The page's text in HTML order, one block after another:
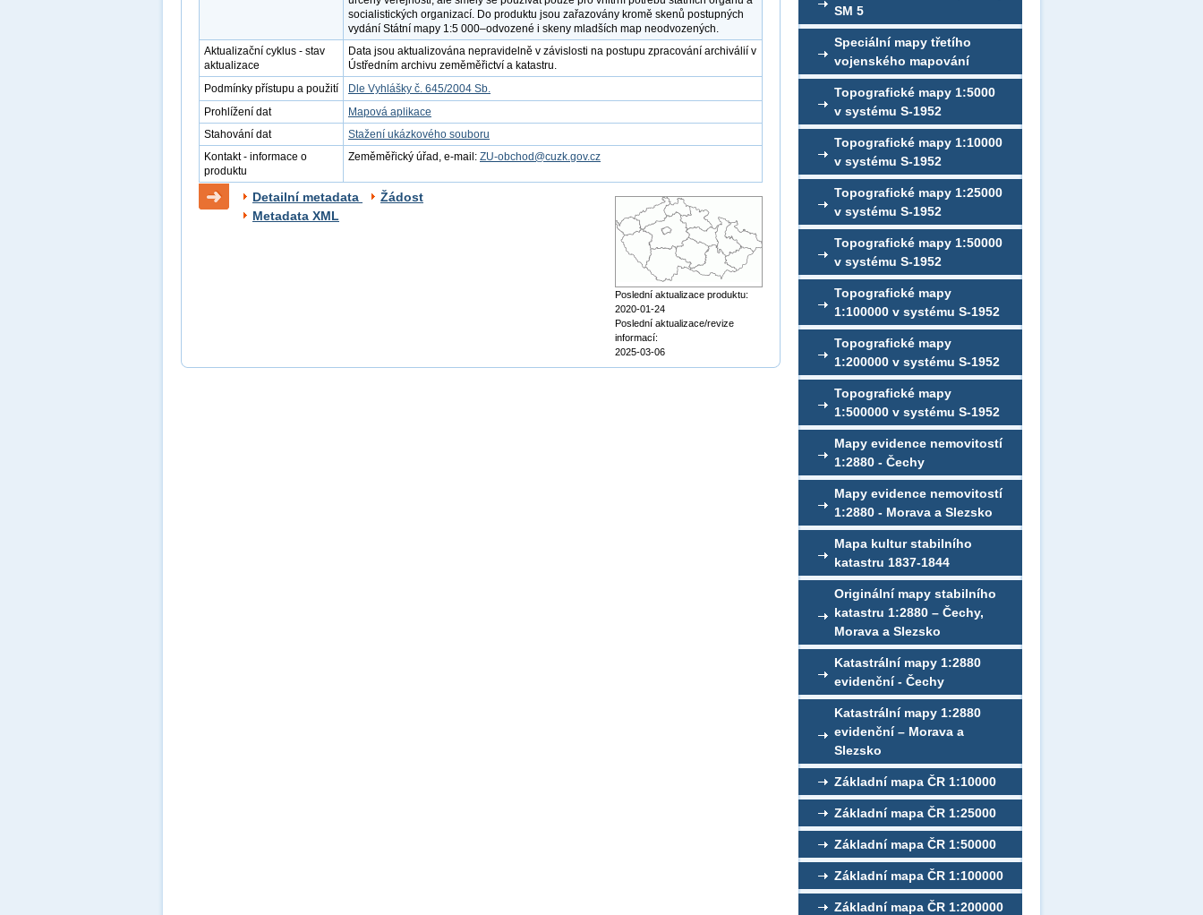
SM 5
Speciální mapy třetího
vojenského mapování
Topografické mapy 1:5000
v systému S-1952
Topografické mapy 1:10000
v systému S-1952
Topografické mapy 1:25000
v systému S-1952
Topografické mapy 1:50000
v systému S-1952
Topografické mapy
1:100000 v systému S-1952
Topografické mapy
1:200000 v systému S-1952
Topografické mapy
1:500000 v systému S-1952
Mapy evidence nemovitostí
1:2880 - Čechy
Mapy evidence nemovitostí
1:2880 - Morava a Slezsko
Mapa kultur stabilního
katastru 1837-1844
Originální mapy stabilního
katastru 1:2880 – Čechy,
Morava a Slezsko
Katastrální mapy 1:2880
evidenční - Čechy
Katastrální mapy 1:2880
evidenční – Morava a
Slezsko
Základní mapa ČR 1:10000
Základní mapa ČR 1:25000
Základní mapa ČR 1:50000
Základní mapa ČR 1:100000
Základní mapa ČR 1:200000
socialistických organizací. Do produktu jsou zařazovány kromě skenů postupných
vydání Státní mapy 1:5 000–odvozené i skeny mladších map neodvozených.
Aktualizační cyklus - stav
aktualizace
Data jsou aktualizována nepravidelně v závislosti na postupu zpracování archiválií v
Ústředním archivu zeměměřictví a katastru.
Podmínky přístupu a použití
Dle Vyhlášky č. 645/2004 Sb.
Prohlížení dat
Mapová aplikace
Stahování dat
Stažení ukázkového souboru
Kontakt - informace o
produktu
Zeměměřický úřad, e-mail: ZU-obchod@cuzk.gov.cz
Detailní metadata
Žádost
Metadata XML
Poslední aktualizace produktu:
2020-01-24
Poslední aktualizace/revize
informací:
2025-03-06